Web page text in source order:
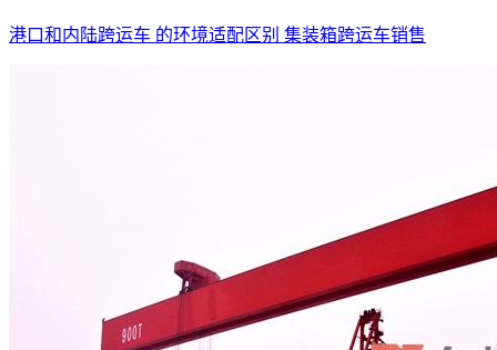
港口和内陆跨运车 的环境适配区别 集装箱跨运车销售